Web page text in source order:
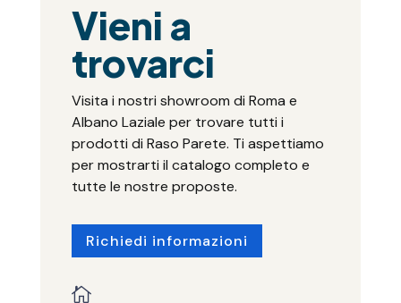
Vieni a
trovarci
Visita i nostri showroom di Roma e
Albano Laziale per trovare tutti i
prodotti di Raso Parete. Ti aspettiamo
per mostrarti il catalogo completo e
tutte le nostre proposte.
Richiedi informazioni
